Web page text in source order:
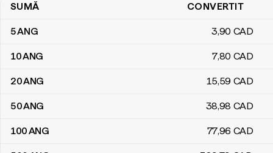
Tabel de conversie guldeni neerlandezi antilezi în dolari canadieni
SUMĂ CONVERTIT
5ANG 3,90 CAD
10ANG 7,80 CAD
20ANG 15,59 CAD
50ANG 38,98 CAD
100ANG 77,96 CAD